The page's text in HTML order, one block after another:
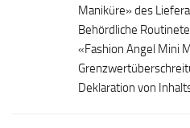
Maniküre» des
Behördliche
«Fashion Angel Mini
Deklaration von